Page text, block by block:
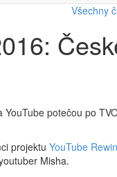
Všechny
potečou po
projektu YouTube
Misha.